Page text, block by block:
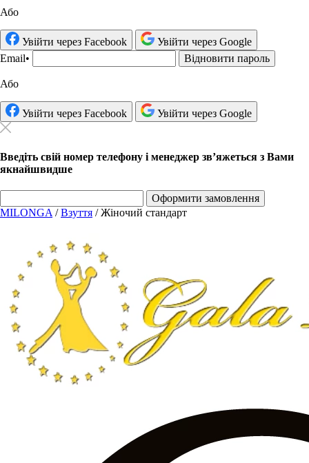
Або
Увійти через Facebook
Увійти через Google
Email• Відновити пароль
Або
Увійти через Facebook Увійти через Google
Введіть свій номер телефону і менеджер зв’яжеться з Вами
якнайшвидше
Оформити замовлення
MILONGA /Взуття /Жіночий стандарт